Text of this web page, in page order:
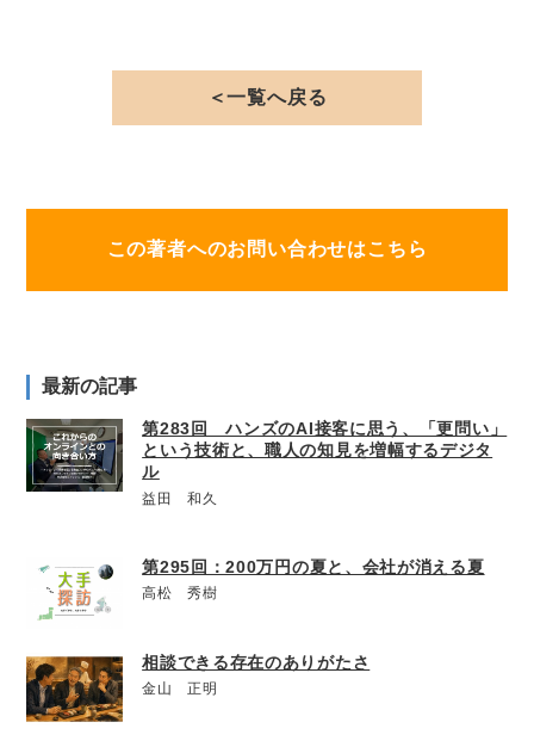
＜一覧へ戻る
この著者へのお問い合わせはこちら
最新の記事
第283回 ハンズのAI接客に思う、「更問い」
という技術と、職人の知見を増幅するデジタ
ル
益田 和久
第295回：200万円の夏と、会社が消える夏
高松 秀樹
相談できる存在のありがたさ
金山 正明